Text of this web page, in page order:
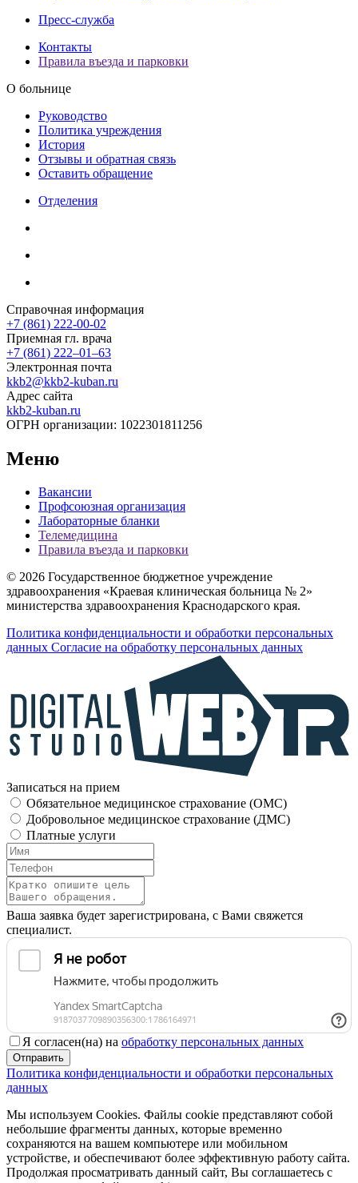
Пресс-служба
Контакты
Правила въезда и парковки
О больнице
Руководство
Политика учреждения
История
Отзывы и обратная связь
Оставить обращение
Отделения
Справочная информация
+7 (861) 222-00-02
Приемная гл. врача
+7 (861) 222‒01‒63
Электронная почта
kkb2@kkb2-kuban.ru
Адрес сайта
kkb2-kuban.ru
ОГРН организации: 1022301811256
Меню
Вакансии
Профсоюзная организация
Лабораторные бланки
Телемедицина
Правила въезда и парковки
© 2026 Государственное бюджетное учреждение
здравоохранения «Краевая клиническая больница № 2»
министерства здравоохранения Краснодарского края.
Политика конфиденциальности и обработки персональных
данных Согласие на обработку персональных данных
Записаться на прием
Обязательное медицинское страхование (OMC)
Добровольное медицинское страхование (ДМС)
Платные услуги
Ваша заявка будет зарегистрирована, с Вами свяжется
специалист.
Я согласен(на) на обработку персональных данных
Отправить
Политика конфиденциальности и обработки персональных
данных
Мы используем Cookies. Файлы cookie представляют собой
небольшие фрагменты данных, которые временно
сохраняются на вашем компьютере или мобильном
устройстве, и обеспечивают более эффективную работу сайта.
Продолжая просматривать данный сайт, Вы соглашаетесь с